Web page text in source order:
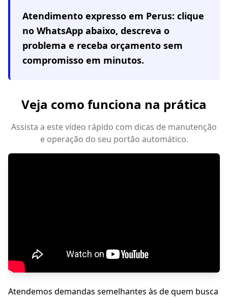
Atendimento expresso em Perus: clique
no WhatsApp abaixo, descreva o
problema e receba orçamento sem
compromisso em minutos.
Veja como funciona na prática
Assista a este vídeo rápido com dicas de manutenção
e operação do seu portão automático.
Atendemos demandas semelhantes às de quem busca